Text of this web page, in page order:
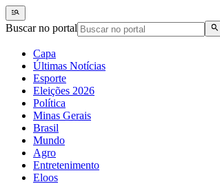
Buscar no portal
Capa
Últimas Notícias
Esporte
Eleições 2026
Política
Minas Gerais
Brasil
Mundo
Agro
Entretenimento
Eloos